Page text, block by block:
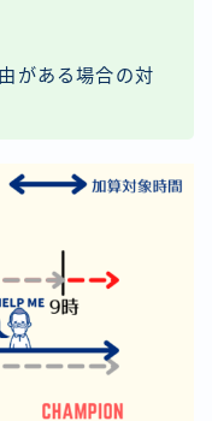
がある場合の対